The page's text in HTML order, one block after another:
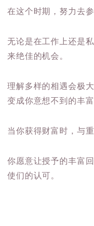
在这个时期，努力去
无论是在工作上还是
来绝佳的机会。
理解多样的相遇会极
变成你意想不到的丰富
当你获得财富时，与
你愿意让授予的丰富
使们的认可。